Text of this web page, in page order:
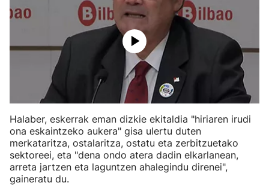
Halaber, eskerrak eman dizkie ekitaldia "hiriaren irudi
ona eskaintzeko aukera" gisa ulertu duten
merkataritza, ostalaritza, ostatu eta zerbitzuetako
sektoreei, eta "dena ondo atera dadin elkarlanean,
arreta jartzen eta laguntzen ahalegindu direnei",
gaineratu du.